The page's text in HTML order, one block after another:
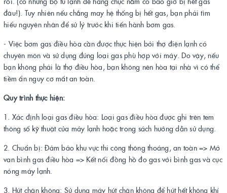
đâu!). Tuy nhiên nếu chẳng may hệ thống bị hết gas, bạn phải tìm
hiểu nguyên nhân để sử lý trước khi tiến hành bơm gas.
- Việc bơm gas điều hòa cần được thực hiện bởi thợ điện lạnh có
chuyên môn và sử dụng đúng loại gas phù hợp với máy. Do vậy, nếu
bạn không phải là thợ điều hòa, bạn không nên hòa tại nhà vì có thể
tiềm ẩn nguy cơ mất an toàn.
Quy trình thực hiện:
1. Xác định loại gas điều hòa: Loại gas điều hòa được ghi trên tem
thông số kỹ thuật của máy lạnh hoặc trong sách hướng dẫn sử dụng.
2. Chuẩn bị: Đảm bảo khu vực thi công thông thoáng, an toàn => Mở
van bình gas điều hòa => Kết nối đồng hồ đo gas với bình gas và cục
nóng máy lạnh.
3. Hút chân không: Sử dụng máy hút chân không để hút hết không khí